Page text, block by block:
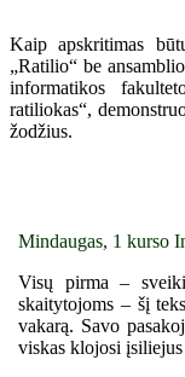
Kaip apskritimas
„Ratilio“ be
informatikos
ratiliokas“,
žodžius.
Mindaugas, 1 kurso
Visų pirma –
skaitytojoms – šį
vakarą. Savo
viskas klojosi